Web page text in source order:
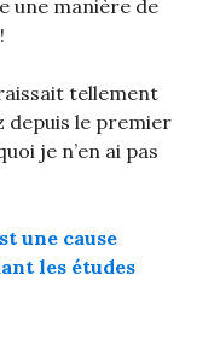
une manière de
tellement
depuis le premier
je n’en ai pas
une cause
les études